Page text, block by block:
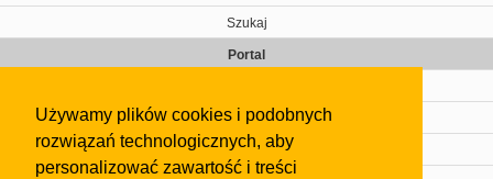
Używamy plików cookies i podobnych
rozwiązań technologicznych, aby
personalizować zawartość i treści
Szukaj
Portal
Kontakt
Regulamin